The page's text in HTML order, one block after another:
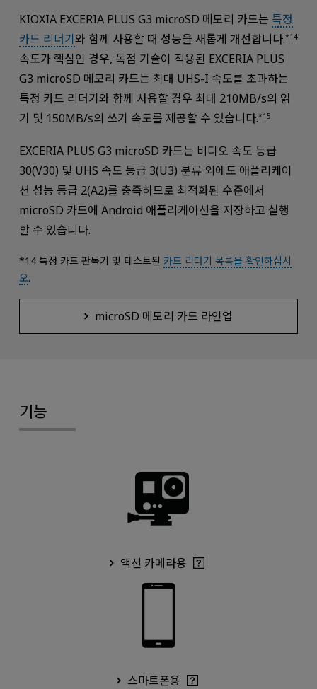
KIOXIA EXCERIA PLUS G3 microSD 메모리 카드는 특정
카드 리더기와 함께 사용할 때 성능을 새롭게 개선합니다.*14
속도가 핵심인 경우, 독점 기술이 적용된 EXCERIA PLUS
G3 microSD 메모리 카드는 최대 UHS-I 속도를 초과하는
특정 카드 리더기와 함께 사용할 경우 최대 210MB/s의 읽
기 및 150MB/s의 쓰기 속도를 제공할 수 있습니다.*15
EXCERIA PLUS G3 microSD 카드는 비디오 속도 등급
30(V30) 및 UHS 속도 등급 3(U3) 분류 외에도 애플리케이
션 성능 등급 2(A2)를 충족하므로 최적화된 수준에서
microSD 카드에 Android 애플리케이션을 저장하고 실행
할 수 있습니다.
*14 특정 카드 판독기 및 테스트된 카드 리더기 목록을 확인하십시
오.
microSD 메모리 카드 라인업
기능
액션 카메라용
스마트폰용